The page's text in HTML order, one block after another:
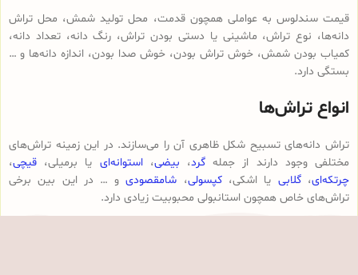
قیمت سندلوس به عواملی همچون قدمت، محل تولید شمش، محل تراش
دانه‌ها، نوع تراش، ماشینی یا دستی بودن تراش، رنگ دانه، تعداد دانه،
کمیاب بودن شمش، خوش تراش بودن، خوش صدا بودن، اندازه دانه‌ها و …
بستگی دارد.
انواع تراش‌ها
تراش دانه‌های تسبیح شکل ظاهری آن را می‌سازند. در این زمینه تراش‌های
مختلفی وجود دارند از جمله گرد، بیضی،استوانه‌ای یا برمیلی، قیچی،
چرتکه‌ای،گلابی یا اشکی،کپسولی، شامقصودیو … در این بین برخی
تراش‌های خاص همچون استانبولی محبوبیت زیادی دارد.